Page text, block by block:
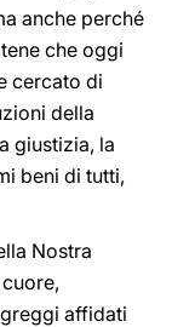
anche perché
che oggi
cercato di
della
giustizia, la
beni di tutti,
Nostra
affidati